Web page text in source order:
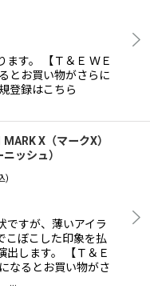
す。 【Ｔ＆Ｅ ＷＥ
とお買い物がさらに
登録はこちら
X（マークX）
ッシュ）
)
ですが、薄いアイラ
こぼこした印象を払
出します。 【Ｔ＆Ｅ
なるとお買い物がさ
…